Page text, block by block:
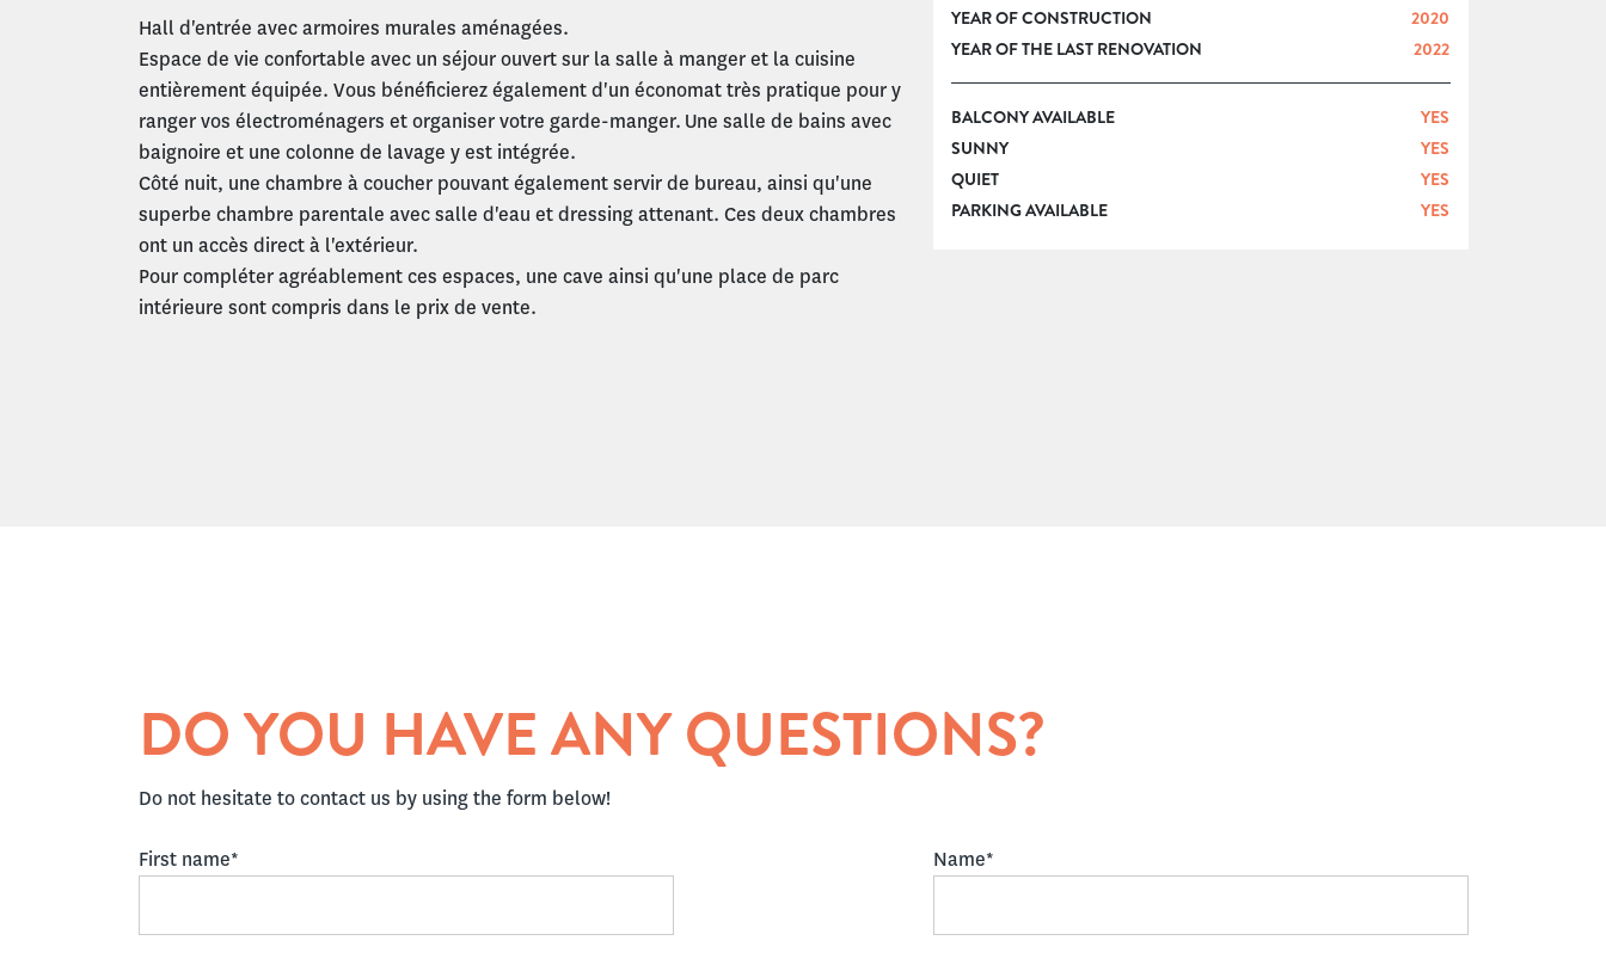
Hall d'entrée avec armoires murales aménagées.
Espace de vie confortable avec un séjour ouvert sur la salle à manger et la cuisine
entièrement équipée. Vous bénéficierez également d'un économat très pratique pour y
ranger vos électroménagers et organiser votre garde-manger. Une salle de bains avec
baignoire et une colonne de lavage y est intégrée.
Côté nuit, une chambre à coucher pouvant également servir de bureau, ainsi qu'une
superbe chambre parentale avec salle d'eau et dressing attenant. Ces deux chambres
ont un accès direct à l'extérieur.
Pour compléter agréablement ces espaces, une cave ainsi qu'une place de parc
intérieure sont compris dans le prix de vente.
YEAR OF CONSTRUCTION
2020
YEAR OF THE LAST RENOVATION
2022
BALCONY AVAILABLE
YES
SUNNY
YES
QUIET
YES
PARKING AVAILABLE
YES
DO YOU HAVE ANY QUESTIONS?
Do not hesitate to contact us by using the form below!
First name* Name*